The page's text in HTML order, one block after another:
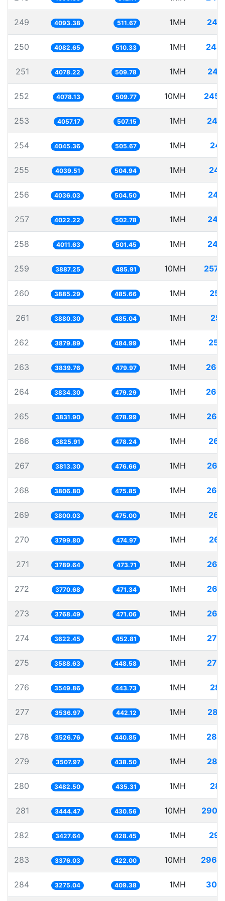
249 4093.38 511.67 1MH
250 4082.65 510.33 1MH
251 4078.22 509.78 1MH
252 4078.13 509.77 10MH
253 4057.17 507.15 1MH
254 4045.36 505.67 1MH
255 4039.51 504.94 1MH
256 4036.03 504.50 1MH
257 4022.22 502.78 1MH
258 4011.63 501.45 1MH
259 3887.25 485.91 10MH
260 3885.29 485.66 1MH
261 3880.30 485.04 1MH
262 3879.89 484.99 1MH
263 3839.76 479.97 1MH
264 3834.30 479.29 1MH
265 3831.90 478.99 1MH
266 3825.91 478.24 1MH
267 3813.30 476.66 1MH
268 3806.80 475.85 1MH
269 3800.03 475.00 1MH
270 3799.80 474.97 1MH
271 3789.64 473.71 1MH
272 3770.68 471.34 1MH
273 3768.49 471.06 1MH
274 3622.45 452.81 1MH
275 3588.63 448.58 1MH
276 3549.86 443.73 1MH
277 3536.97 442.12 1MH
278 3526.76 440.85 1MH
279 3507.97 438.50 1MH
280 3482.50 435.31 1MH
281 3444.47 430.56 10MH
282 3427.64 428.45 1MH
283 3376.03 422.00 10MH
284 3275.04 409.38 1MH